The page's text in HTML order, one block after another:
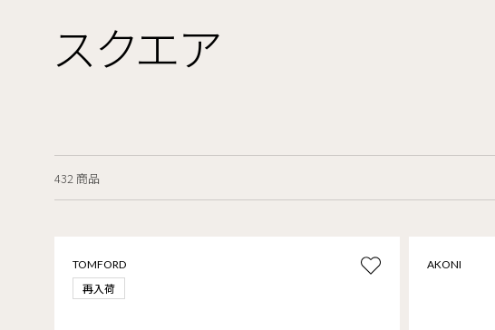
スクエア
432 商品
TOMFORD
再入荷
AKONI